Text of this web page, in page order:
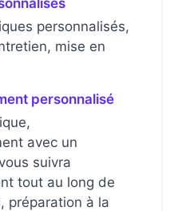
personnalisés,
mise en
personnalisé
avec un
suivra
tout au long de
préparation à la